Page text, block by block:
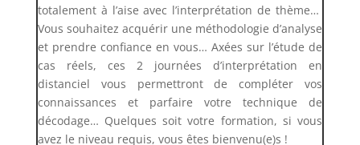
totalement à l’aise avec l’interprétation de thème…
Vous souhaitez acquérir une méthodologie d’analyse
et prendre confiance en vous…Axées sur l’étude de
cas réels, ces 2 journées d’interprétation en
distanciel vous permettront de compléter vos
connaissances et parfaire votre technique de
décodage… Quelques soit votre formation, si vous
avez le niveau requis, vous êtes bienvenu(e)s !